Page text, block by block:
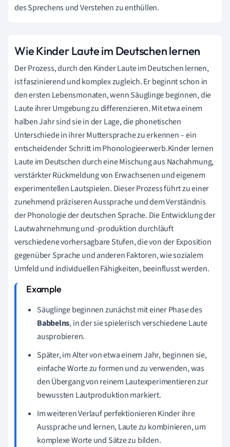
des Sprechens und Verstehen zu enthüllen.
Wie Kinder Laute im Deutschen lernen
Der Prozess, durch den Kinder Laute im Deutschen lernen,
ist faszinierend und komplex zugleich. Er beginnt schon in
den ersten Lebensmonaten, wenn Säuglinge beginnen, die
Laute ihrer Umgebung zu differenzieren. Mit etwa einem
halben Jahr sind sie in der Lage, die phonetischen
Unterschiede in ihrer Muttersprache zu erkennen – ein
entscheidender Schritt im Phonologieerwerb.Kinder lernen
Laute im Deutschen durch eine Mischung aus Nachahmung,
verstärkter Rückmeldung von Erwachsenen und eigenem
experimentellen Lautspielen. Dieser Prozess führt zu einer
zunehmend präziseren Aussprache und dem Verständnis
der Phonologie der deutschen Sprache. Die Entwicklung der
Lautwahrnehmung und -produktion durchläuft
verschiedene vorhersagbare Stufen, die von der Exposition
gegenüber Sprache und anderen Faktoren, wie sozialem
Umfeld und individuellen Fähigkeiten, beeinflusst werden.
Säuglinge beginnen zunächst mit einer Phase des
Babbelns, in der sie spielerisch verschiedene Laute
ausprobieren.
Später, im Alter von etwa einem Jahr, beginnen sie,
einfache Worte zu formen und zu verwenden, was
den Übergang von reinem Lautexperimentieren zur
bewussten Lautproduktion markiert.
Im weiteren Verlauf perfektionieren Kinder ihre
Aussprache und lernen, Laute zu kombinieren, um
komplexe Worte und Sätze zu bilden.